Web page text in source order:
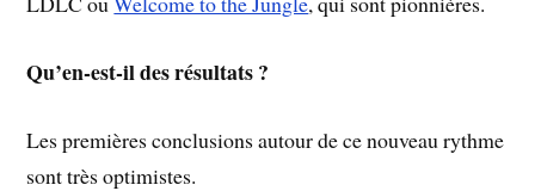
Qu’en-est-il des résultats ?
Les premières conclusions autour de ce nouveau rythme
sont très optimistes.